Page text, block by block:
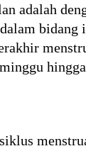
adalah